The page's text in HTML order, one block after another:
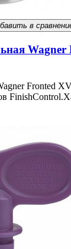
в
Fronted